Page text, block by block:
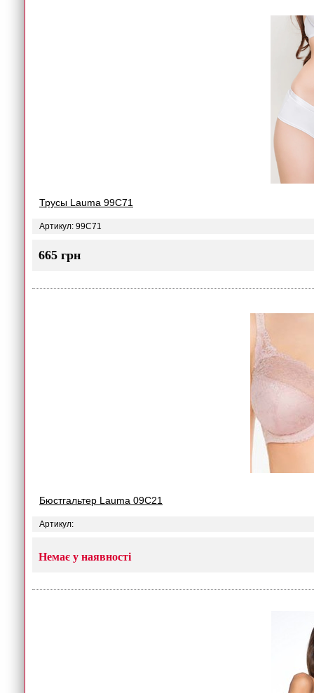
Трусы Lauma 99C71
Артикул: 99C71
665 грн
Бюстгальтер Lauma 09С21
Артикул:
Немає у наявності